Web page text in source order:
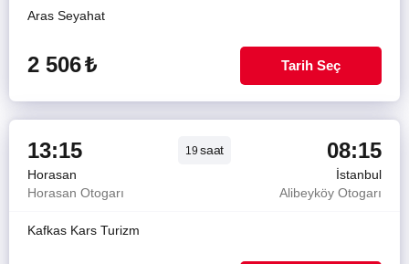
Aras Seyahat
2 506₺ Tarih Seç
13:15 19saat 08:15
Horasan
İstanbul
Horasan Otogarı
Alibeyköy Otogarı
Kafkas Kars Turizm